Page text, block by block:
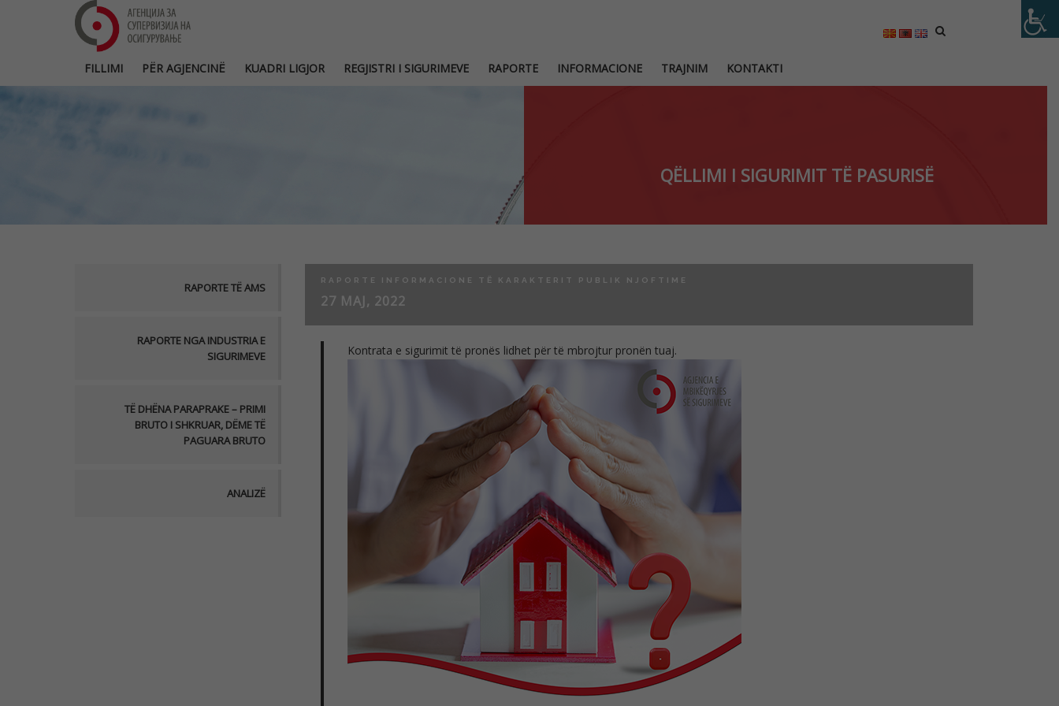
FILLIMI PËR AGJENCINË KUADRI LIGJOR REGJISTRI I SIGURIMEVE RAPORTE INFORMACIONE TRAJNIM KONTAKTI
QËLLIMI I SIGURIMIT TË PASURISË
RAPORTE TË AMS
RAPORTE NGA INDUSTRIA E
SIGURIMEVE
TË DHËNA PARAPRAKE – PRIMI
BRUTO I SHKRUAR, DËME TË
PAGUARA BRUTO
ANALIZË
RAPORTE INFORMACIONE TË KARAKTERIT PUBLIK NJOFTIME
27 MAJ, 2022
Kontrata e sigurimit të pronës lidhet për të mbrojtur pronën tuaj.